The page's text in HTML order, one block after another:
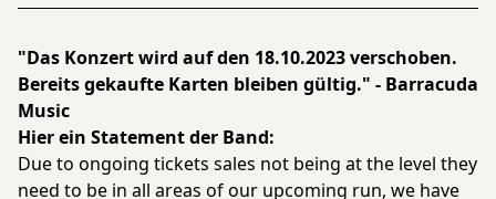
"Das Konzert wird auf den 18.10.2023 verschoben.
Bereits gekaufte Karten bleiben gültig." - Barracuda
Music
Hier ein Statement der Band:
Due to ongoing tickets sales not being at the level they
need to be in all areas of our upcoming run, we have